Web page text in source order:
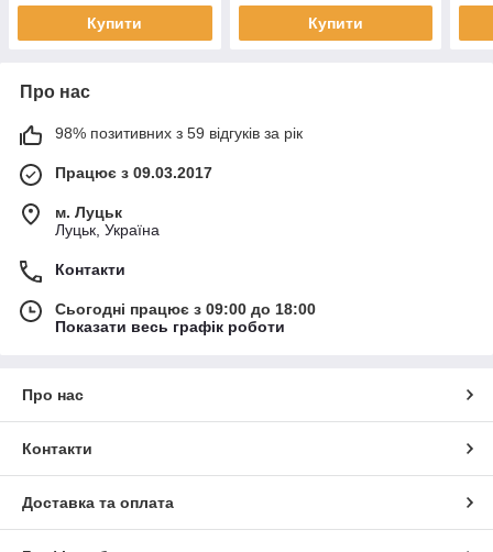
Купити Купити
Про нас
98% позитивних з 59 відгуків за рік
Працює з 09.03.2017
м. Луцьк
Луцьк, Україна
Контакти
Сьогодні працює з 09:00 до 18:00
Показати весь графік роботи
Про нас
Контакти
Доставка та оплата